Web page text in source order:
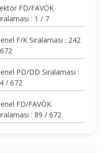
FD/FAVÖK
: 1 / 7
F/K Sıralaması : 242
PD/DD Sıralaması :
/ 672
FD/FAVÖK
: 89 / 672